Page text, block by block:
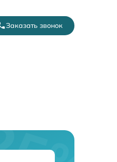
Заказать звонок